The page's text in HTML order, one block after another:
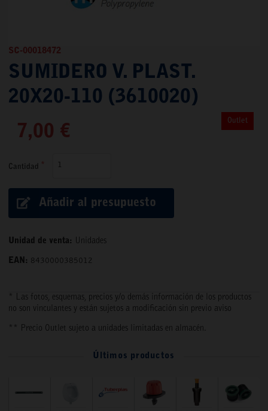
SC-00018472
SUMIDERO V. PLAST.
20X20-110 (3610020)
7,00 €
Outlet
Cantidad
Añadir al presupuesto
Unidad de venta: Unidades
EAN: 8430000385012
* Las fotos, esquemas, precios y/o demás información de los productos
no son vinculantes y están sujetos a modificación sin previo aviso
** Precio Outlet sujeto a unidades limitadas en almacén.
Últimos productos